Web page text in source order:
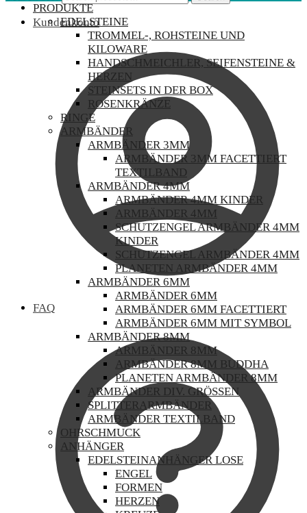
Kundenkonto
FAQ
PRODUKTE
EDELSTEINE
TROMMEL-, ROHSTEINE UND
KILOWARE
HANDSCHMEICHLER, SEIFENSTEINE &
HERZEN
STEINSETS IN DER BOX
ROSENKRÄNZE
RINGE
ARMBÄNDER
ARMBÄNDER 3MM
ARMBÄNDER 3MM FACETTIERT
TEXTILBAND
ARMBÄNDER 4MM
ARMBÄNDER 4MM KINDER
ARMBÄNDER 4MM
SCHUTZENGEL ARMBÄNDER 4MM
KINDER
SCHUTZENGEL ARMBÄNDER 4MM
PLANETEN ARMBÄNDER 4MM
ARMBÄNDER 6MM
ARMBÄNDER 6MM
ARMBÄNDER 6MM FACETTIERT
ARMBÄNDER 6MM MIT SYMBOL
ARMBÄNDER 8MM
ARMBÄNDER 8MM
ARMBÄNDER 8MM BUDDHA
PLANETEN ARMBÄNDER 8MM
ARMBÄNDER DIV. GRÖSSEN
SPLITTERARMBÄNDER
ARMBÄNDER TEXTILBAND
OHRSCHMUCK
ANHÄNGER
EDELSTEINANHÄNGER LOSE
ENGEL
FORMEN
HERZEN